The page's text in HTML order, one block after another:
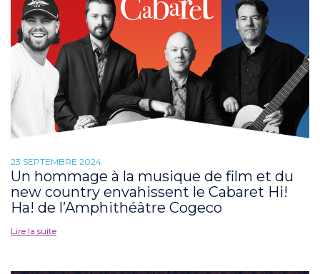
23 SEPTEMBRE 2024
Un hommage à la musique de film et du
new country envahissent le Cabaret Hi!
Ha! de l’Amphithéâtre Cogeco
Lire la suite